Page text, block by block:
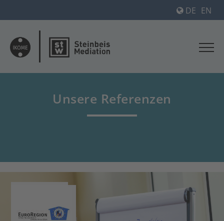
DE EN
Unsere Referenzen